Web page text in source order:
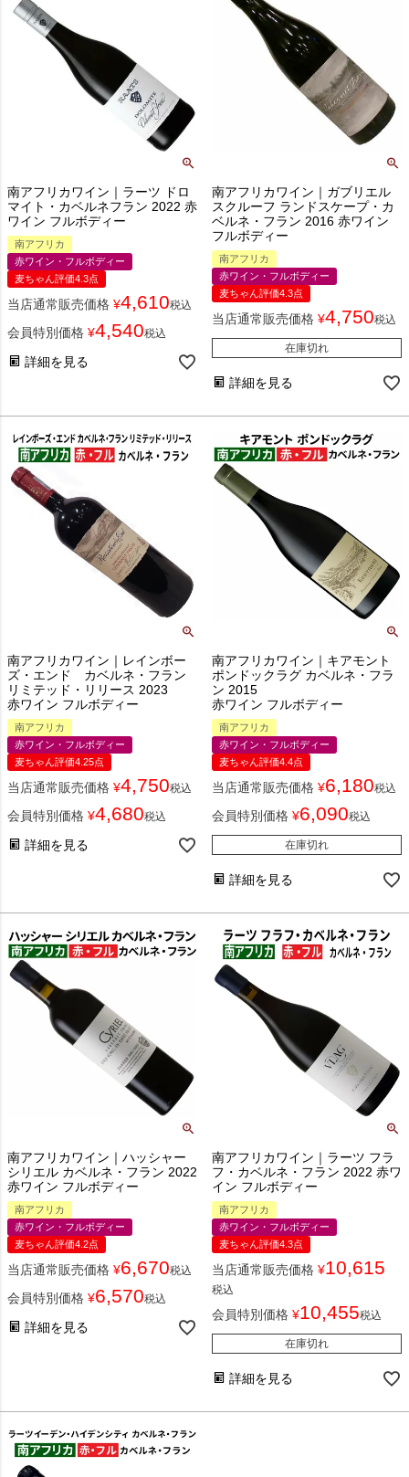
南アフリカワイン｜ラーツ ドロ
マイト・カベルネフラン 2022 赤
ワイン フルボディー
南アフリカ
赤ワイン・フルボディー
麦ちゃん評価4.3点
当店通常販売価格 ¥4,610税込
会員特別価格 ¥4,540税込
詳細を見る
南アフリカワイン｜ガブリエル
スクルーフ ランドスケープ・カ
ベルネ・フラン 2016 赤ワイン
フルボディー
南アフリカ
赤ワイン・フルボディー
麦ちゃん評価4.3点
当店通常販売価格 ¥4,750税込
在庫切れ
詳細を見る
南アフリカワイン｜レインボー
ズ・エンド カベルネ・フラン
リミテッド・リリース 2023
赤ワイン フルボディー
南アフリカ
赤ワイン・フルボディー
麦ちゃん評価4.25点
当店通常販売価格 ¥4,750税込
会員特別価格 ¥4,680税込
詳細を見る
南アフリカワイン｜キアモント
ポンドックラグ カベルネ・フラ
ン 2015
赤ワイン フルボディー
南アフリカ
赤ワイン・フルボディー
麦ちゃん評価4.4点
当店通常販売価格 ¥6,180税込
会員特別価格 ¥6,090税込
在庫切れ
詳細を見る
南アフリカワイン｜ハッシャー
シリエル カベルネ・フラン 2022
赤ワイン フルボディー
南アフリカ
赤ワイン・フルボディー
麦ちゃん評価4.2点
当店通常販売価格 ¥6,670税込
会員特別価格 ¥6,570税込
詳細を見る
南アフリカワイン｜ラーツ フラ
フ・カベルネ・フラン 2022 赤ワ
イン フルボディー
南アフリカ
赤ワイン・フルボディー
麦ちゃん評価4.3点
当店通常販売価格 ¥10,615
税込
会員特別価格 ¥10,455税込
在庫切れ
詳細を見る